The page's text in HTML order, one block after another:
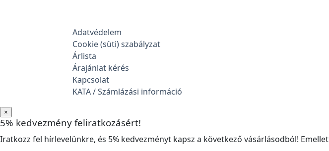
Adatvédelem
Cookie (süti) szabályzat
Árlista
Árajánlat kérés
Kapcsolat
KATA / Számlázási információ
×
5% kedvezmény feliratkozásért!
Iratkozz fel hírlevelünkre, és 5% kedvezményt kapsz a következő vásárlásodból!